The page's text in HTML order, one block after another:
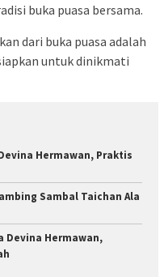
buka puasa bersama.
dari buka puasa adalah
untuk dinikmati
Hermawan, Praktis
Sambal Taichan Ala
Devina Hermawan,